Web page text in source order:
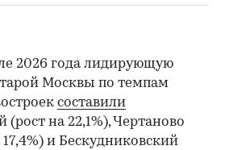
2026 года лидирующую
Москвы по темпам
составили
(рост на 22,1%), Чертаново
и Бескудниковский